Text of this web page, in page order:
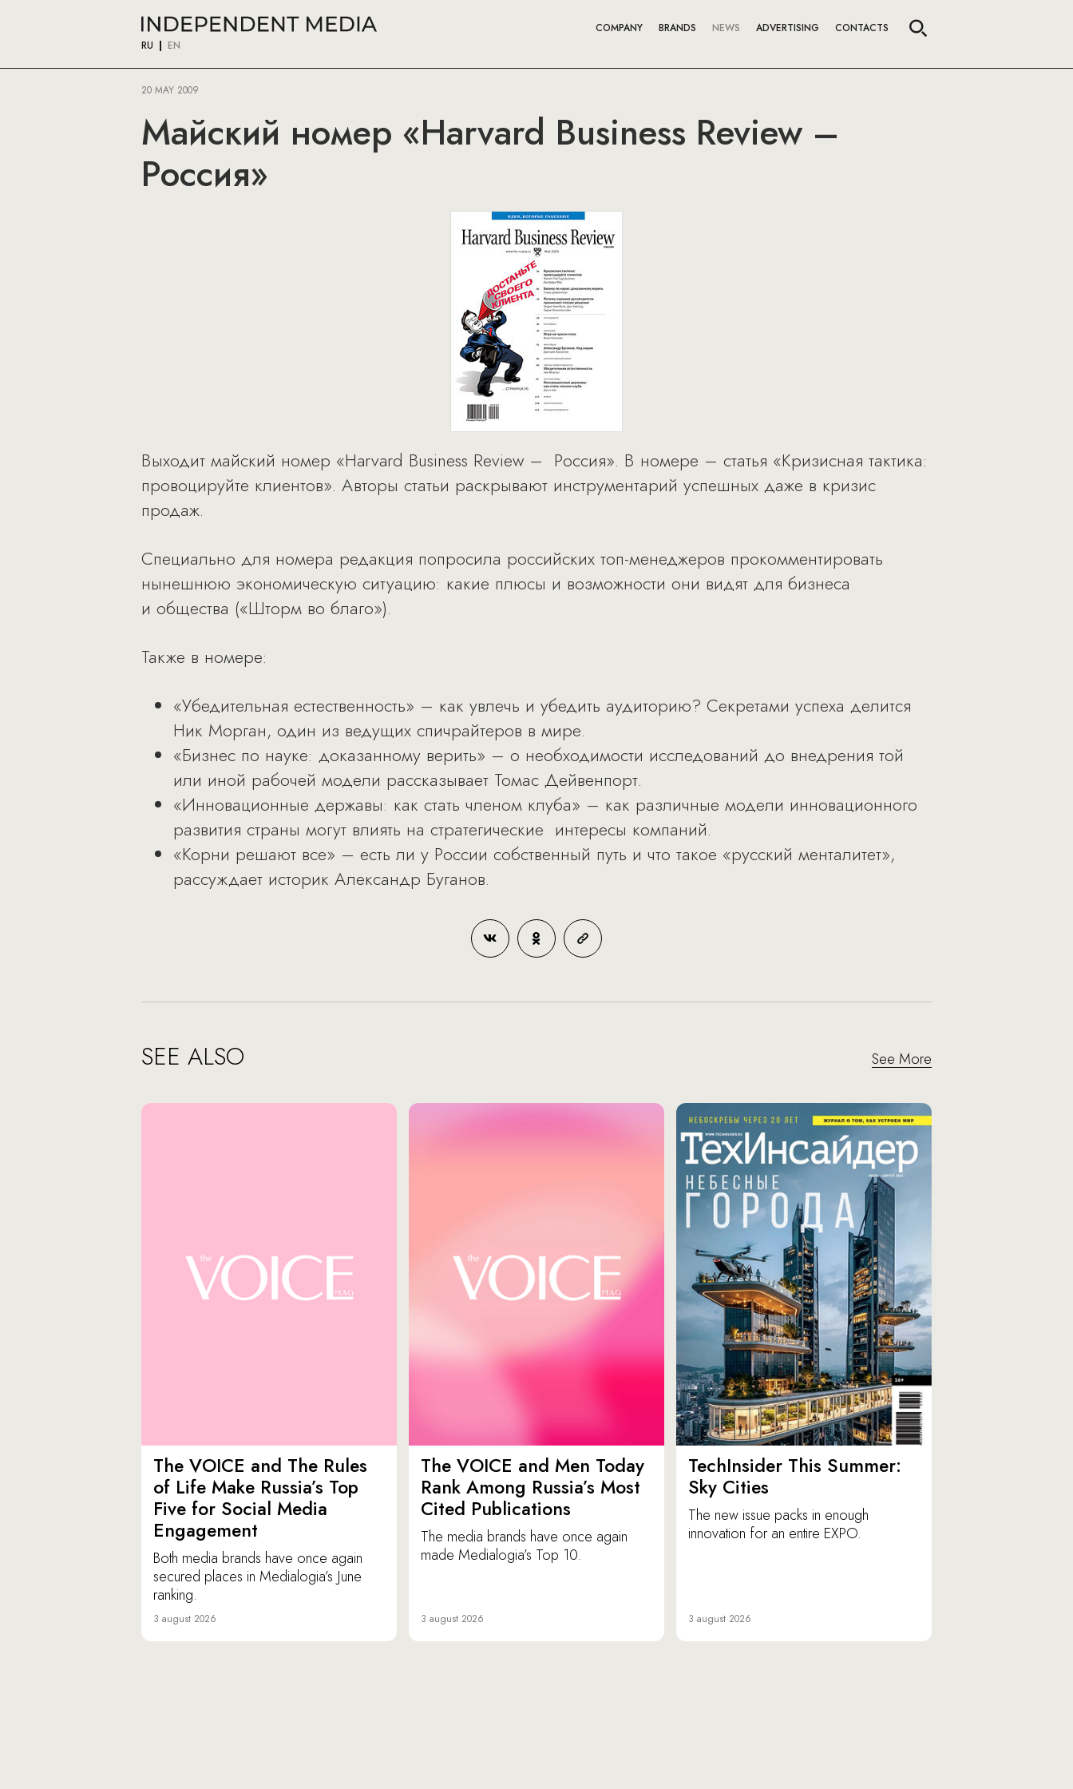
RU EN
COMPANY BRANDS NEWS ADVERTISING CONTACTS
20 MAY 2009
Майский номер «Harvard Business Review –
Россия»
Выходит майский номер «Harvard Business Review – Россия». В номере – статья «Кризисная тактика:
провоцируйте клиентов». Авторы статьи раскрывают инструментарий успешных даже в кризис
продаж.
Специально для номера редакция попросила российских топ-менеджеров прокомментировать
нынешнюю экономическую ситуацию: какие плюсы и возможности они видят для бизнеса
и общества («Шторм во благо»).
Также в номере:
«Убедительная естественность» – как увлечь и убедить аудиторию? Секретами успеха делится
Ник Морган, один из ведущих спичрайтеров в мире.
«Бизнес по науке: доказанному верить» – о необходимости исследований до внедрения той
или иной рабочей модели рассказывает Томас Дейвенпорт.
«Инновационные державы: как стать членом клуба» – как различные модели инновационного
развития страны могут влиять на стратегические интересы компаний.
«Корни решают все» – есть ли у России собственный путь и что такое «русский менталитет»,
рассуждает историк Александр Буганов.
SEE ALSO See More
The VOICE and The Rules
of Life Make Russia’s Top
Five for Social Media
Engagement
Both media brands have once again
secured places in Medialogia’s June
ranking.
3 august 2026
The VOICE and Men Today
Rank Among Russia’s Most
Cited Publications
The media brands have once again
made Medialogia’s Top 10.
3 august 2026
TechInsider This Summer:
Sky Cities
The new issue packs in enough
innovation for an entire EXPO.
3 august 2026